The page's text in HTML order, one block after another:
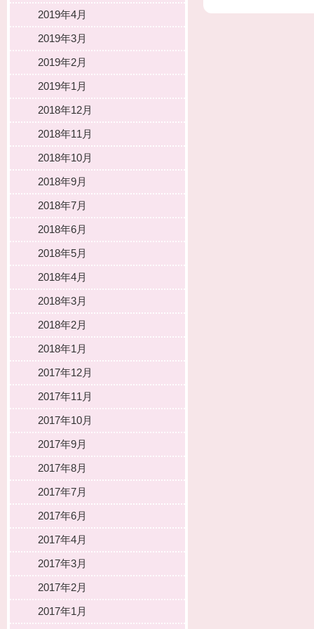
2019年4月
2019年3月
2019年2月
2019年1月
2018年12月
2018年11月
2018年10月
2018年9月
2018年7月
2018年6月
2018年5月
2018年4月
2018年3月
2018年2月
2018年1月
2017年12月
2017年11月
2017年10月
2017年9月
2017年8月
2017年7月
2017年6月
2017年4月
2017年3月
2017年2月
2017年1月